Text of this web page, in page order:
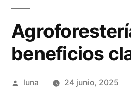
beneficios
Publicado
luna 24 junio, 2025